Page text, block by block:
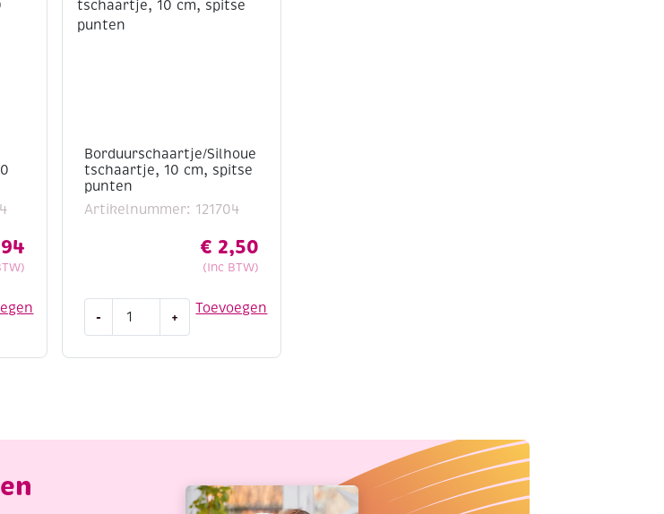
Borduurschaartje/Silhoue
tschaartje, 10 cm, spitse
punten
Artikelnummer: 121704
€ 2,50
(Inc BTW)
Toevoegen
-
Borduurschaartje/Silhouetschaartje,
+